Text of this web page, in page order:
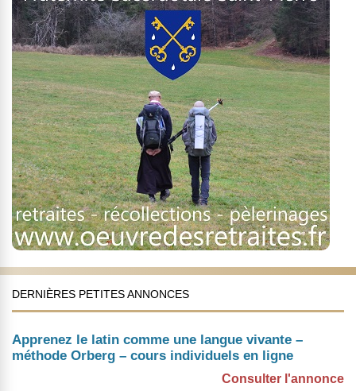
DERNIÈRES PETITES ANNONCES
Apprenez le latin comme une langue vivante –
méthode Orberg – cours individuels en ligne
Consulter l'annonce